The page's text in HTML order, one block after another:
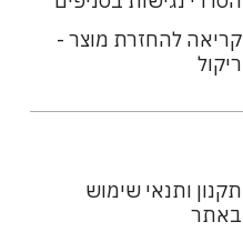
קריאה להחזרת מוצר -
ריקול
תקנון ותנאי שימוש
באתר